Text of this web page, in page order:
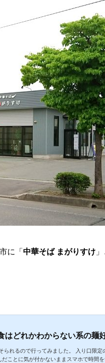
に「 中華そば まがりすけ
はどれかわからない系の麺
られるので行ってみました。 入り口限
ことに気が付かないままスマホで時間